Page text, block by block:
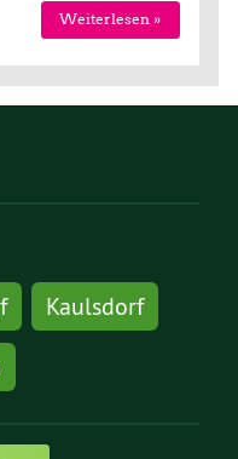
Weiterlesen »
Kaulsdorf